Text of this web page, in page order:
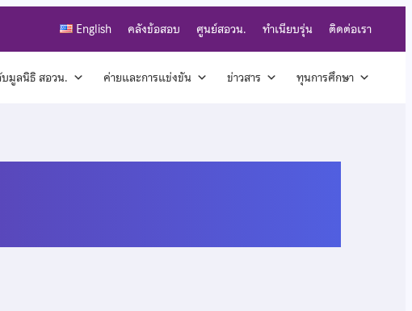
English คลังข้อสอบ ศูนย์สอวน. ทำเนียบรุ่น ติดต่อเรา
บมูลนิธิ สอวน. ค่ายและการแข่งขัน ข่าวสาร ทุนการศึกษา